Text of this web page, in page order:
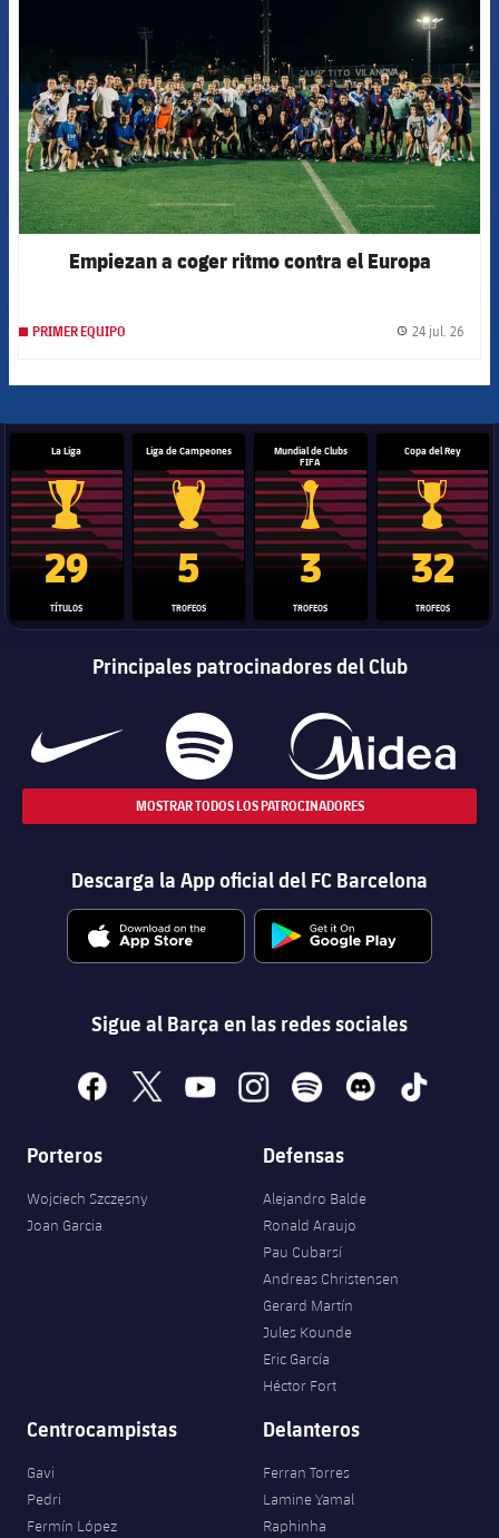
Empiezan a coger ritmo contra el Europa
PRIMER EQUIPO 24 jul. 26
La Liga
Trofeo de La Liga
29
TÍTULOS
Liga de Campeones
Trofeo de la Liga de Campeones
5
TROFEOS
Mundial de Clubs
FIFA
Trofeo del Mundial de
3
TROFEOS
Copa del Rey
Copa del
32
TROFEOS
Principales patrocinadores del Club
MOSTRAR TODOS LOS PATROCINADORES
Descarga la App oficial del FC Barcelona
Sigue al Barça en las redes sociales
facebook
x youtubeinstagramspotify discord tiktok
Porteros
Wojciech Szczęsny
Joan Garcia
Defensas
Alejandro Balde
Ronald Araujo
Pau Cubarsí
Andreas Christensen
Gerard Martín
Jules Kounde
Eric García
Héctor Fort
Centrocampistas
Gavi
Pedri
Fermín López
Delanteros
Ferran Torres
Lamine Yamal
Raphinha